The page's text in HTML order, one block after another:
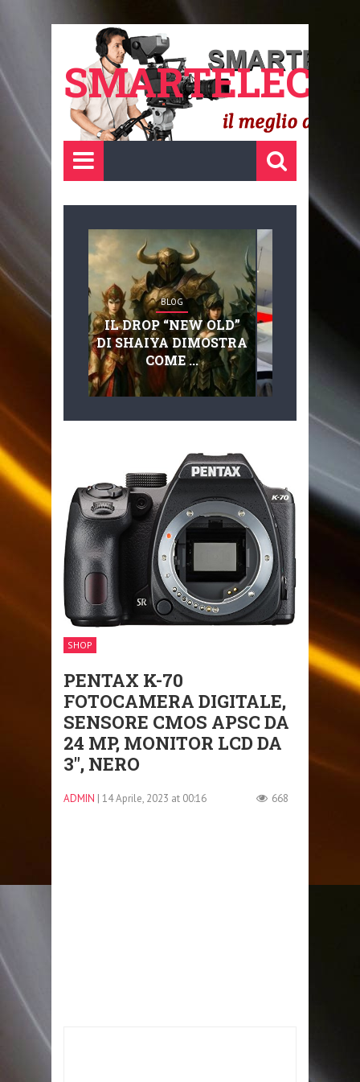
BLOG
IL DROP “NEW OLD”
DI SHAIYA DIMOSTRA
COME ...
SHOP
PENTAX K-70
FOTOCAMERA DIGITALE,
SENSORE CMOS APSC DA
24 MP, MONITOR LCD DA
3″, NERO
ADMIN | 14 Aprile, 2023 at 00:16 668